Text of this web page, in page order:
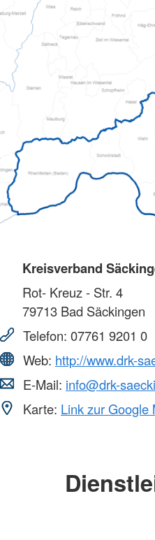
Kreisverband
Rot- Kreuz - Str. 4
79713 Bad Säckingen
Telefon: 07761 9201 0
Web: http://www.drk-
E-Mail: info@drk-
Karte: Link zur Google